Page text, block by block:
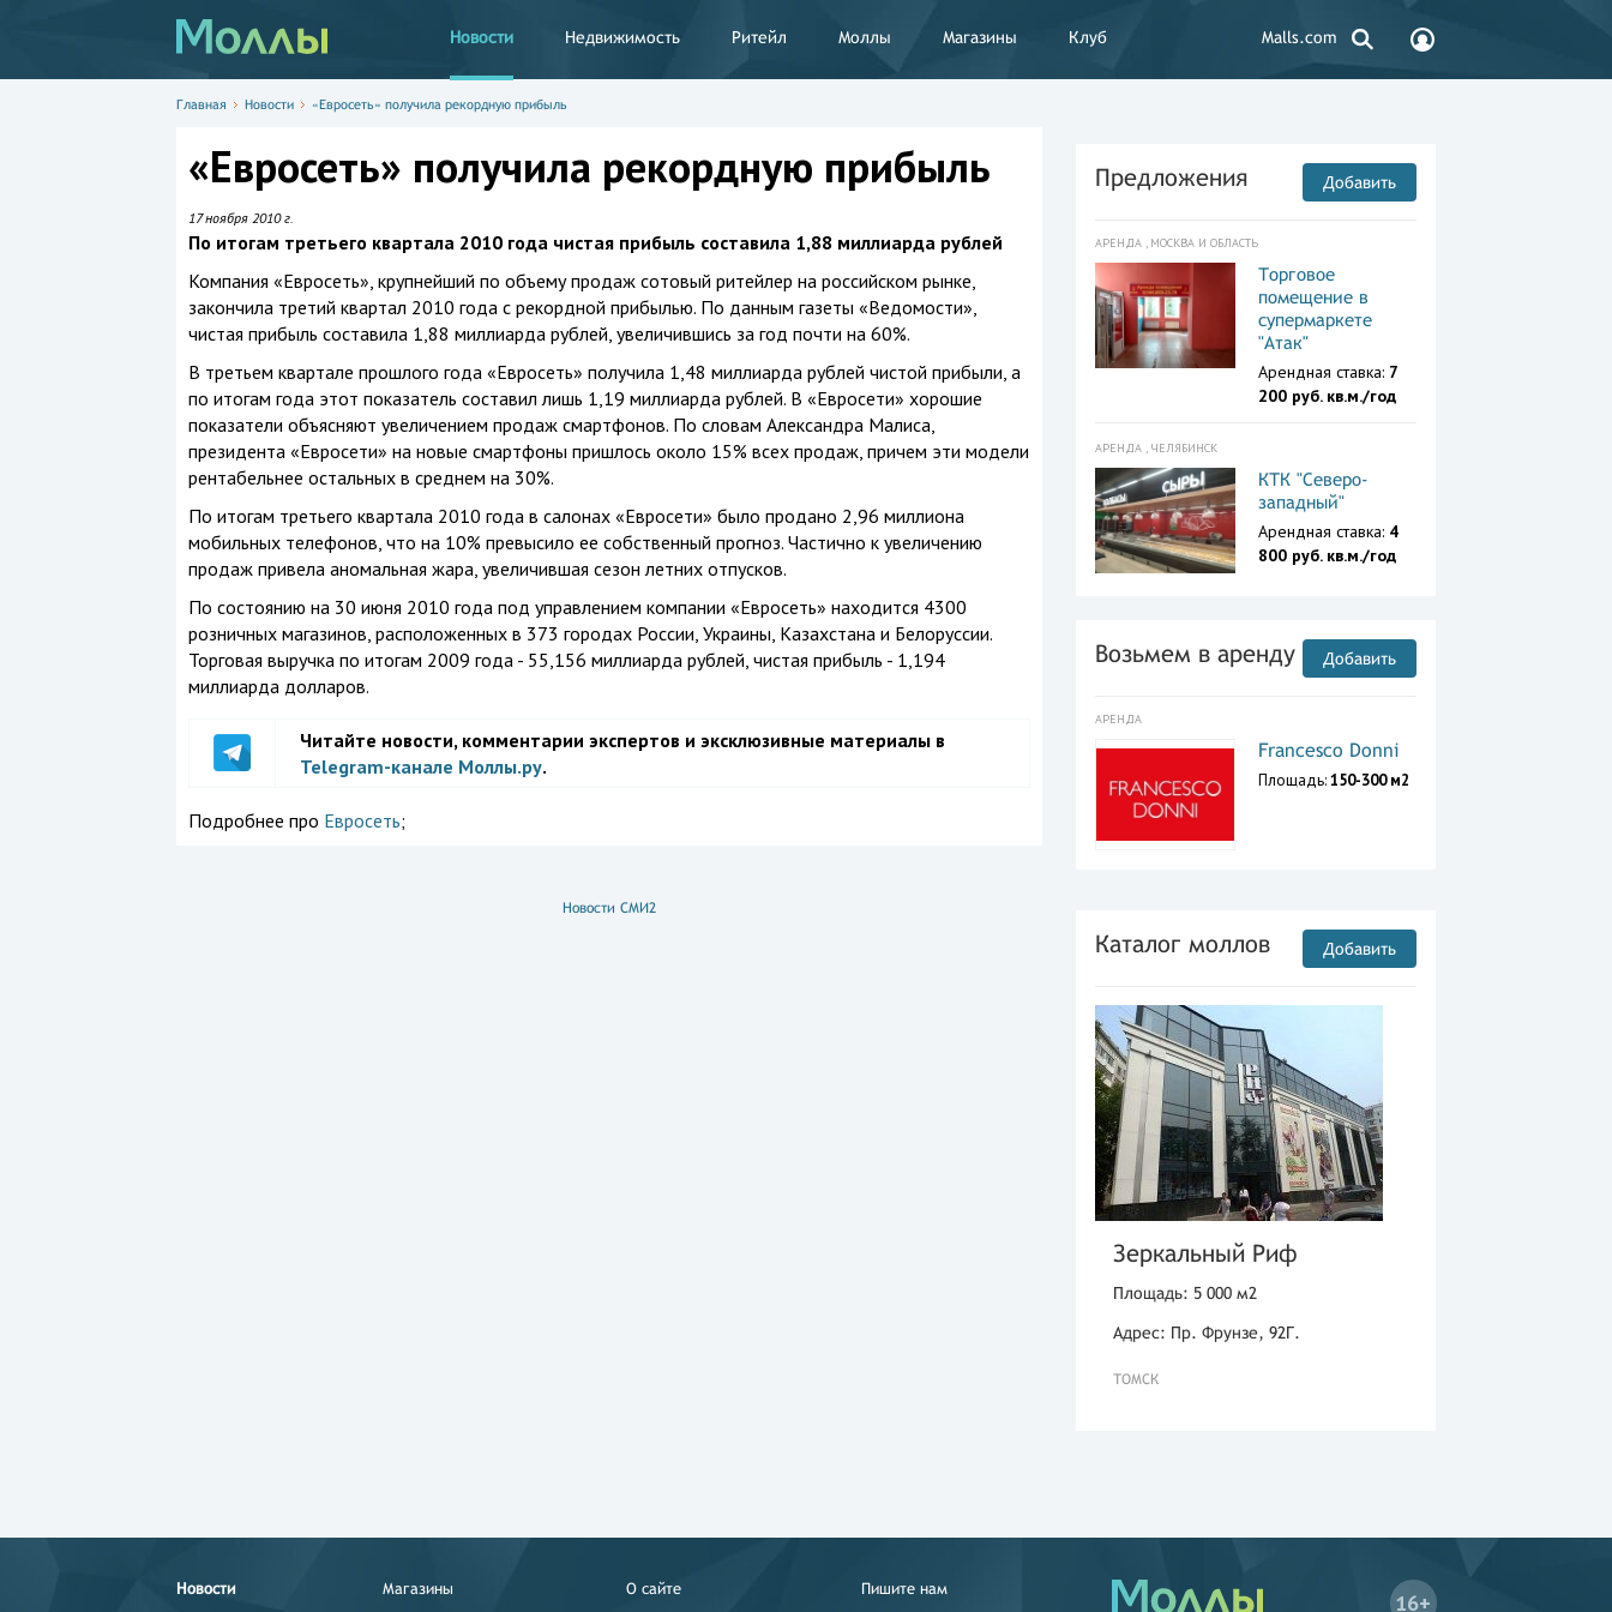
Новости Недвижимость Ритейл Моллы Магазины Клуб Malls.com
Главная Новости «Евросеть» получила рекордную прибыль
«Евросеть» получила рекордную прибыль
17 ноября 2010 г.
По итогам третьего квартала 2010 года чистая прибыль составила 1,88 миллиарда рублей
Компания «Евросеть», крупнейший по объему продаж сотовый ритейлер на российском рынке,
закончила третий квартал 2010 года с рекордной прибылью. По данным газеты «Ведомости»,
чистая прибыль составила 1,88 миллиарда рублей, увеличившись за год почти на 60%.
В третьем квартале прошлого года «Евросеть» получила 1,48 миллиарда рублей чистой прибыли, а
по итогам года этот показатель составил лишь 1,19 миллиарда рублей. В «Евросети» хорошие
показатели объясняют увеличением продаж смартфонов. По словам Александра Малиса,
президента «Евросети» на новые смартфоны пришлось около 15% всех продаж, причем эти модели
рентабельнее остальных в среднем на 30%.
По итогам третьего квартала 2010 года в салонах «Евросети» было продано 2,96 миллиона
мобильных телефонов, что на 10% превысило ее собственный прогноз. Частично к увеличению
продаж привела аномальная жара, увеличившая сезон летних отпусков.
По состоянию на 30 июня 2010 года под управлением компании «Евросеть» находится 4300
розничных магазинов, расположенных в 373 городах России, Украины, Казахстана и Белоруссии.
Торговая выручка по итогам 2009 года - 55,156 миллиарда рублей, чистая прибыль - 1,194
миллиарда долларов.
Читайте новости, комментарии экспертов и эксклюзивные материалы в
Telegram-канале Моллы.ру.
Подробнее про Евросеть;
Новости СМИ2
Предложения Добавить
АРЕНДА , МОСКВА И ОБЛАСТЬ
Торговое
помещение в
супермаркете
"Атак"
Арендная ставка: 7
200 руб. кв.м./год
АРЕНДА , ЧЕЛЯБИНСК
КТК "Северо-
западный"
Арендная ставка: 4
800 руб. кв.м./год
Возьмем в аренду Добавить
АРЕНДА
Francesco Donni
Площадь:150-300 м2
Каталог моллов Добавить
Зеркальный Риф
Площадь: 5 000 м2
Адрес: Пр. Фрунзе, 92Г.
ТОМСК
Новости Магазины О сайте Пишите нам
16+